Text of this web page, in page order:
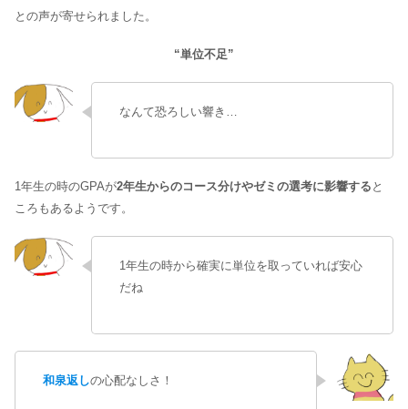
との声が寄せられました。
“単位不足”
なんて恐ろしい響き…
1年生の時のGPAが2年生からのコース分けやゼミの選考に影響する と
ころもあるようです。
1年生の時から確実に単位を取っていれば安心
だね
和泉返しの心配なしさ！